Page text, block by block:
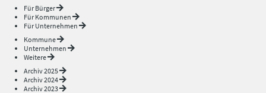
Für Bürger
Für Kommunen
Für Unternehmen
Kommune
Unternehmen
Weitere
Archiv 2025
Archiv 2024
Archiv 2023